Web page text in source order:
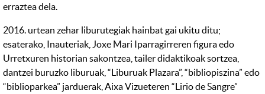
erraztea dela.
2016. urtean zehar liburutegiak hainbat gai ukitu ditu;
esaterako, Inauteriak, Joxe Mari Iparragirreren figura edo
Urretxuren historian sakontzea, tailer didaktikoak sortzea,
dantzei buruzko liburuak, “Liburuak Plazara”, “bibliopiszina” edo
“biblioparkea” jarduerak, Aixa Vizueteren “Lirio de Sangre”